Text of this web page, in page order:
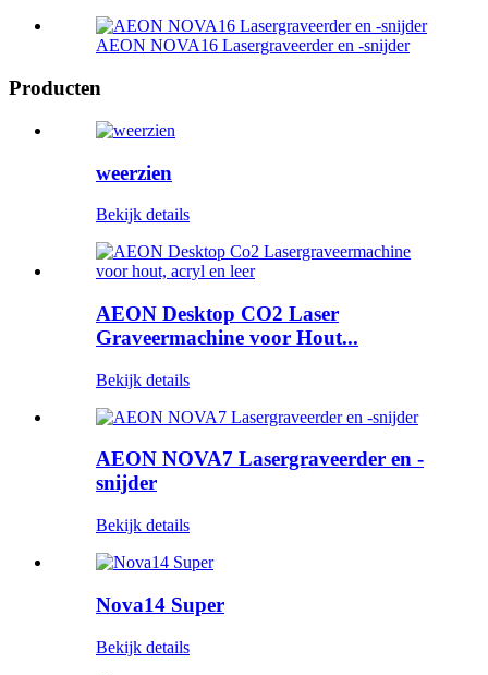
AEON NOVA16 Lasergraveerder en -snijder
Producten
weerzien
Bekijk details
AEON Desktop CO2 Laser
Graveermachine voor Hout...
Bekijk details
AEON NOVA7 Lasergraveerder en -
snijder
Bekijk details
Nova14 Super
Bekijk details